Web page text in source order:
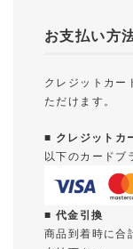
お支払い方
クレジットカー
ただけます。
■ クレジットカ
以下のカードブ
■ 代金引換
商品到着時に合